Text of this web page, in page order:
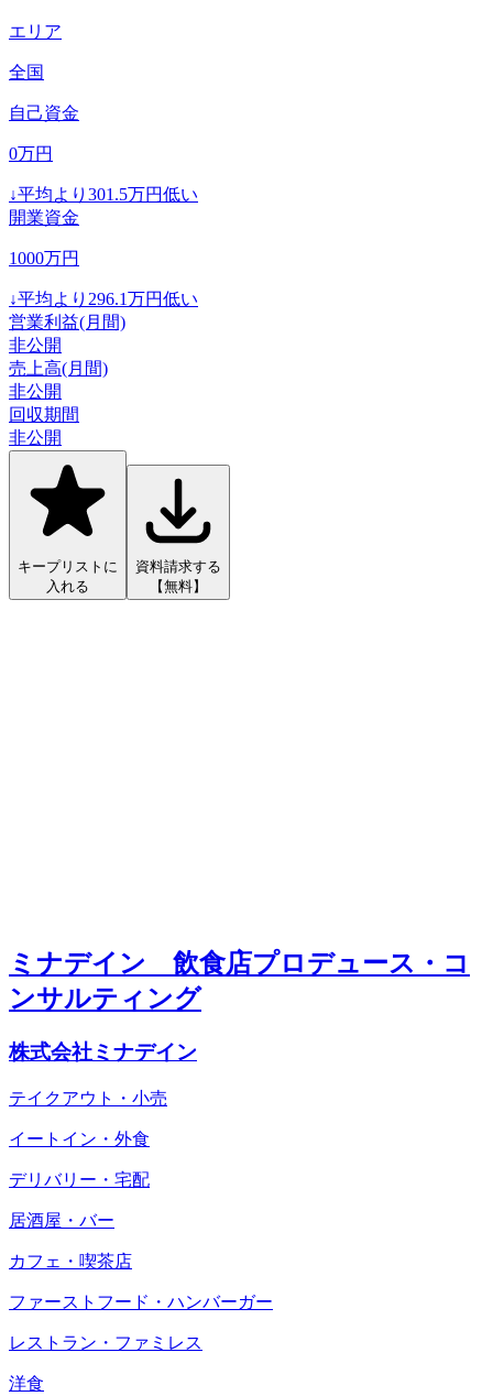
エリア
全国
自己資金
0万円
↓平均より 301.5万円低い
開業資金
1000万円
↓平均より 296.1万円低い
営業利益(月間)
非公開
売上高(月間)
非公開
回収期間
非公開
キープリストに
入れる
資料請求する
【無料】
ミナデイン 飲食店プロデュース・コ
ンサルティング
株式会社ミナデイン
テイクアウト・小売
イートイン・外食
デリバリー・宅配
居酒屋・バー
カフェ・喫茶店
ファーストフード・ハンバーガー
レストラン・ファミレス
洋食